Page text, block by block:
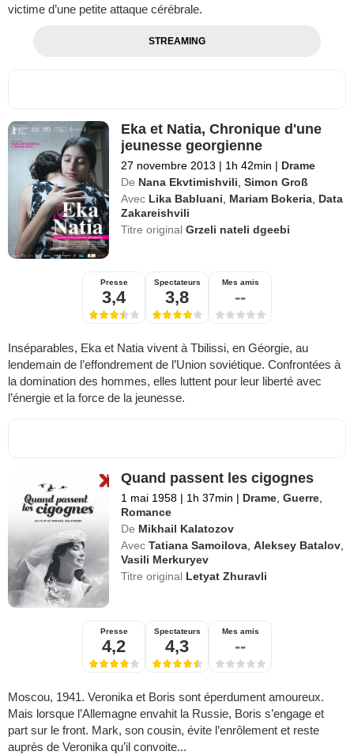
victime d’une petite attaque cérébrale.
STREAMING
Eka et Natia, Chronique d'une
jeunesse georgienne
27 novembre 2013 | 1h 42min | Drame
De Nana Ekvtimishvili ,Simon Groß
Avec Lika Babluani Mariam Bokeria Data
Zakareishvili
Titre originalGrzeli nateli dgeebi
Presse
3,4
Spectateurs
3,8
Mes amis
--
Inséparables, Eka et Natia vivent à Tbilissi, en Géorgie, au
lendemain de l’effondrement de l’Union soviétique. Confrontées à
la domination des hommes, elles luttent pour leur liberté avec
l’énergie et la force de la jeunesse.
Quand passent les cigognes
1 mai 1958 | 1h 37min | Drame ,Guerre
Romance
De Mikhail Kalatozov
Avec Tatiana Samoilova ,Aleksey Batalov
Vasili Merkuryev
Titre original Letyat Zhuravli
Presse
4,2
Spectateurs
4,3
Mes amis
--
Moscou, 1941. Veronika et Boris sont éperdument amoureux.
Mais lorsque l’Allemagne envahit la Russie, Boris s’engage et
part sur le front. Mark, son cousin, évite l’enrôlement et reste
auprès de Veronika qu’il convoite...